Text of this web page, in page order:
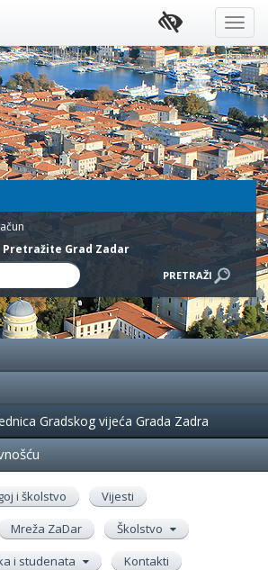
Pretražite Grad Zadar
Gradskog vijeća Grada Zadra
i školstvo
Vijesti
Mreža ZaDar
Školstvo
i studenata
Kontakti